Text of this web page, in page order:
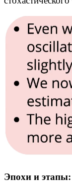
Эпохи и этапы: